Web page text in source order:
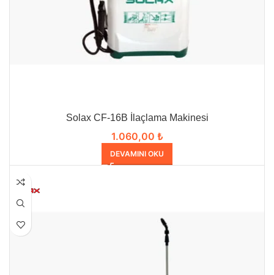
Solax CF-16B İlaçlama Makinesi
1.060,00 ₺
DEVAMINI OKU